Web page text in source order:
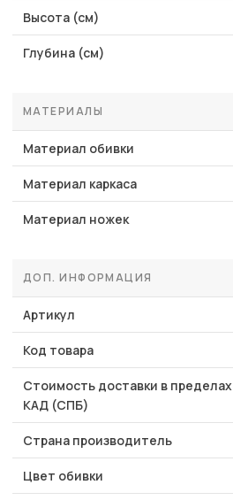
Высота (см)
Глубина (см)
МАТЕРИАЛЫ
Материал обивки
Материал каркаса
Материал ножек
ДОП. ИНФОРМАЦИЯ
Артикул
Код товара
Стоимость доставки в пределах
КАД (СПБ)
Страна производитель
Цвет обивки